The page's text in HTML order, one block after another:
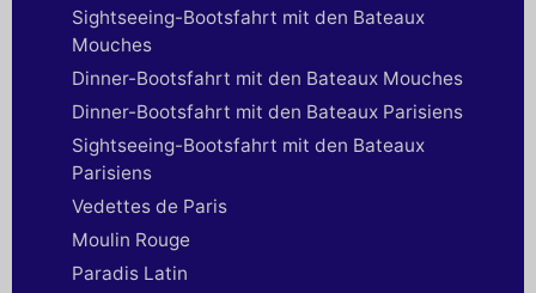
Sightseeing-Bootsfahrt mit den Bateaux
Mouches
Dinner-Bootsfahrt mit den Bateaux Mouches
Dinner-Bootsfahrt mit den Bateaux Parisiens
Sightseeing-Bootsfahrt mit den Bateaux
Parisiens
Vedettes de Paris
Moulin Rouge
Paradis Latin